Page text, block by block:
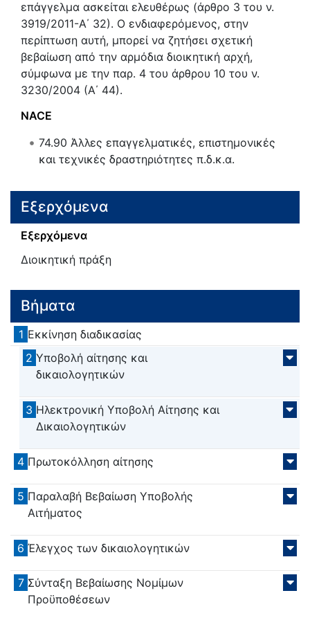
επάγγελμα ασκείται ελευθέρως (άρθρο 3 του ν.
3919/2011-Α΄ 32). Ο ενδιαφερόμενος, στην
περίπτωση αυτή, μπορεί να ζητήσει σχετική
βεβαίωση από την αρμόδια διοικητική αρχή,
σύμφωνα με την παρ. 4 του άρθρου 10 του ν.
3230/2004 (Α΄ 44).
NACE
74.90 Άλλες επαγγελματικές, επιστημονικές
και τεχνικές δραστηριότητες π.δ.κ.α.
Εξερχόμενα
Εξερχόμενα
Διοικητική πράξη
Βήματα
1 Εκκίνηση διαδικασίας
2 Υποβολή αίτησης και
δικαιολογητικών
3 Ηλεκτρονική Υποβολή Αίτησης και
Δικαιολογητικών
4 Πρωτοκόλληση αίτησης
5 Παραλαβή Βεβαίωση Υποβολής
Αιτήματος
6 Έλεγχος των δικαιολογητικών
7 Σύνταξη Βεβαίωσης Νομίμων
Προϋποθέσεων